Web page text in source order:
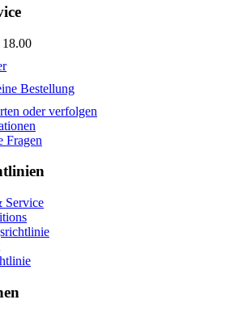
Bestellung
oder verfolgen
Fragen
Service